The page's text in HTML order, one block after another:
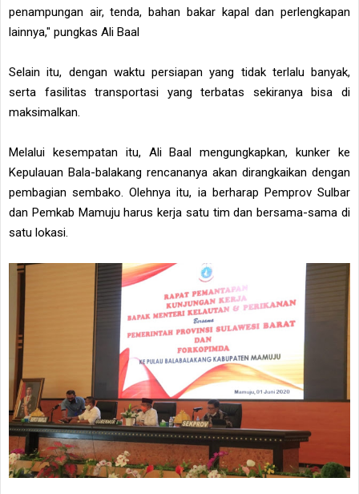
penampungan air, tenda, bahan bakar kapal dan perlengkapan
lainnya," pungkas Ali Baal
Selain itu, dengan waktu persiapan yang tidak terlalu banyak,
serta fasilitas transportasi yang terbatas sekiranya bisa di
maksimalkan.
Melalui kesempatan itu, Ali Baal mengungkapkan, kunker ke
Kepulauan Bala-balakang rencananya akan dirangkaikan dengan
pembagian sembako. Olehnya itu, ia berharap Pemprov Sulbar
dan Pemkab Mamuju harus kerja satu tim dan bersama-sama di
satu lokasi.